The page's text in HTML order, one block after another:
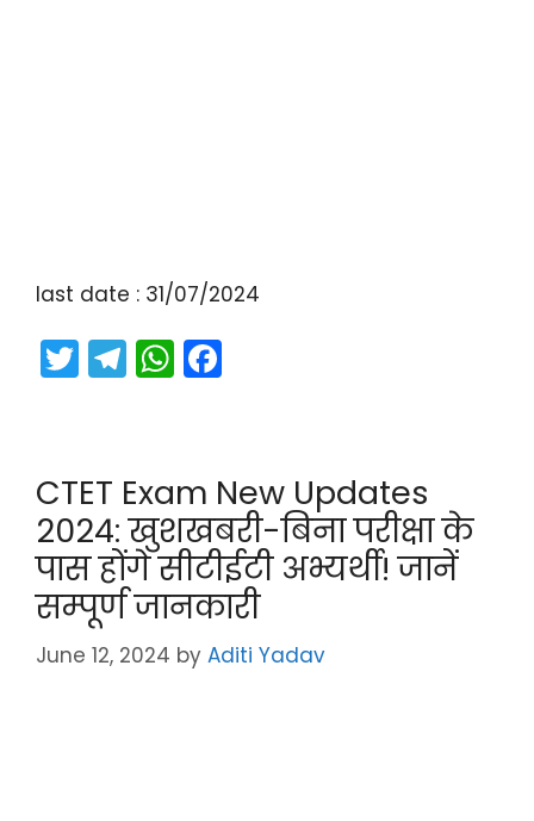
last date : 31/07/2024
T
w
er
T
el
gr
a
m
W
h
ts
A
p
p
e
b
o
o
k
CTET Exam New Updates
2024: खुशखबरी-बिना परीक्षा के
पास होंगे सीटीईटी अभ्यर्थी! जानें
सम्पूर्ण जानकारी
June 12, 2024 by Aditi Yadav